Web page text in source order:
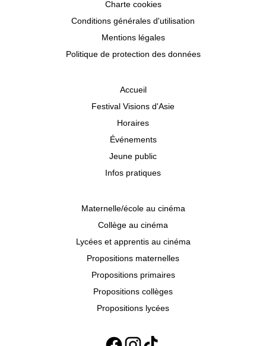
Charte cookies
Conditions générales d'utilisation
Mentions légales
Politique de protection des données
Accueil
Festival Visions d'Asie
Horaires
Événements
Jeune public
Infos pratiques
Maternelle/école au cinéma
Collège au cinéma
Lycées et apprentis au cinéma
Propositions maternelles
Propositions primaires
Propositions collèges
Propositions lycées